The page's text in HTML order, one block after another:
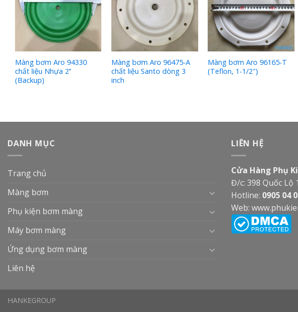
Màng bơm Aro 94330
chất liệu Nhựa 2’’
(Backup)
Màng bơm Aro 96475-A
chất liệu Santo dòng 3
inch
Màng bơm Aro 96165-T
(Teflon, 1-1/2″)
DANH MỤC
Trang chủ
Màng bơm
Phụ kiện bơm màng
Máy bơm màng
Ứng dụng bơm màng
Liên hệ
LIÊN HỆ
Cửa Hàng Phụ
Đ/c: 398 Quốc Lộ
Hotline: 0905 04
Web:
HANKEGROUP